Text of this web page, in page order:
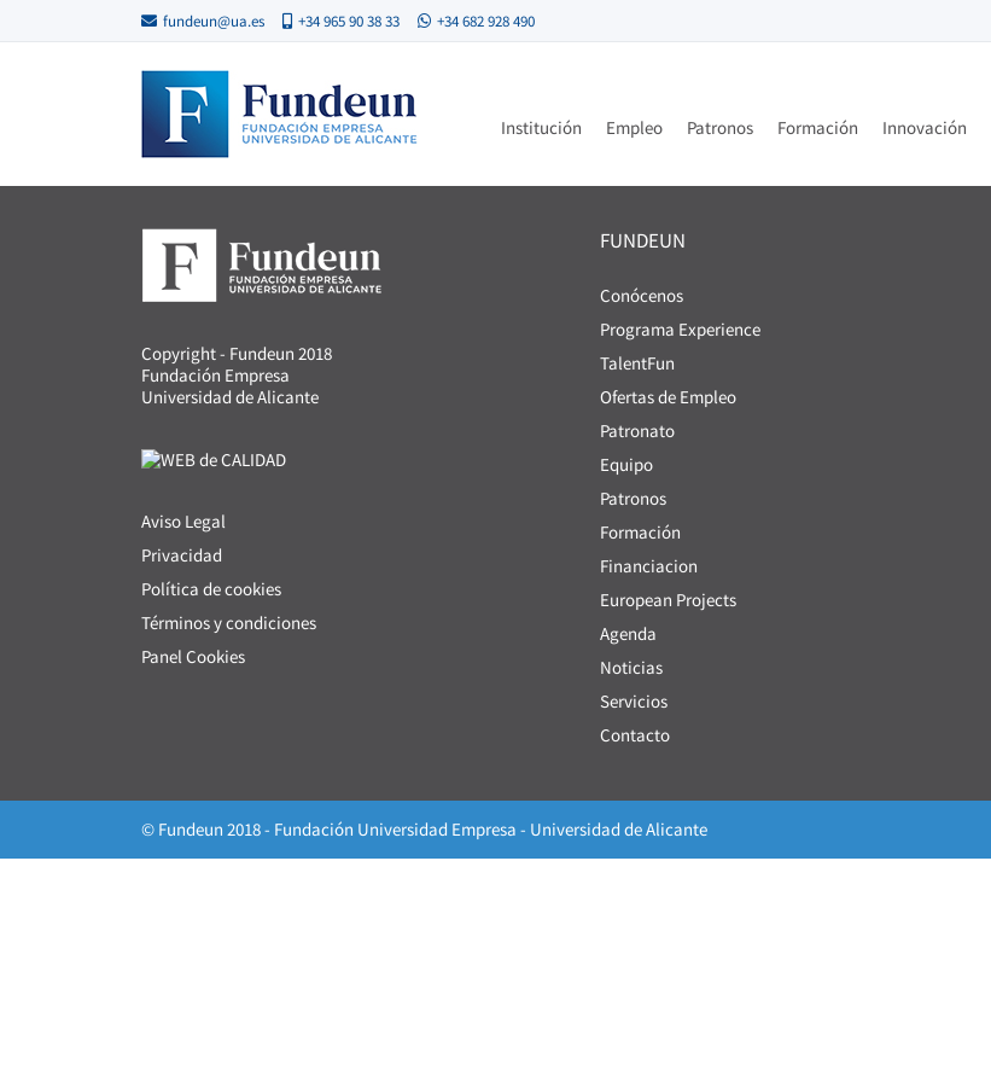
fundeun@ua.es +34 965 90 38 33 +34 682 928 490
Institución Empleo Patronos Formación Innovación
Copyright - Fundeun 2018
Fundación Empresa
Universidad de Alicante
Aviso Legal
Privacidad
Política de cookies
Términos y condiciones
Panel Cookies
FUNDEUN
Conócenos
Programa Experience
TalentFun
Ofertas de Empleo
Patronato
Equipo
Patronos
Formación
Financiacion
European Projects
Agenda
Noticias
Servicios
Contacto
© Fundeun 2018 - Fundación Universidad Empresa - Universidad de Alicante